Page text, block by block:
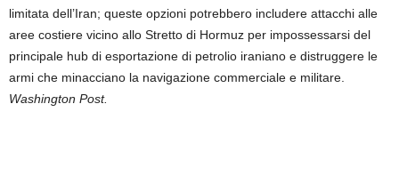
limitata dell’Iran; queste opzioni potrebbero includere attacchi alle
aree costiere vicino allo Stretto di Hormuz per impossessarsi del
principale hub di esportazione di petrolio iraniano e distruggere le
armi che minacciano la navigazione commerciale e militare.
Washington Post.